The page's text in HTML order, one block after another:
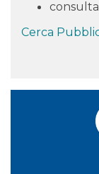
Cerca